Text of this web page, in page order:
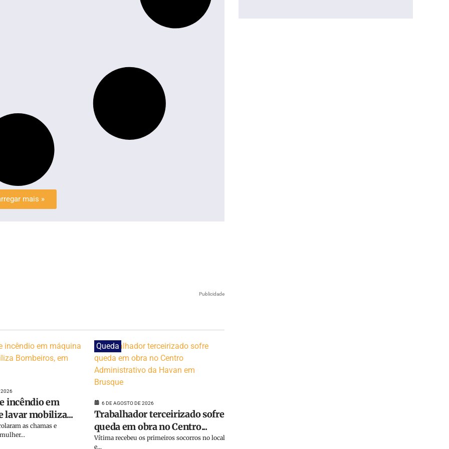
mais »
Publicidade
2026
incêndio em
lavar mobiliza...
as chamas e
Queda
6 DE AGOSTO DE 2026
Trabalhador terceirizado sofre
queda em obra no Centro...
Vítima recebeu os primeiros socorros no local
e...